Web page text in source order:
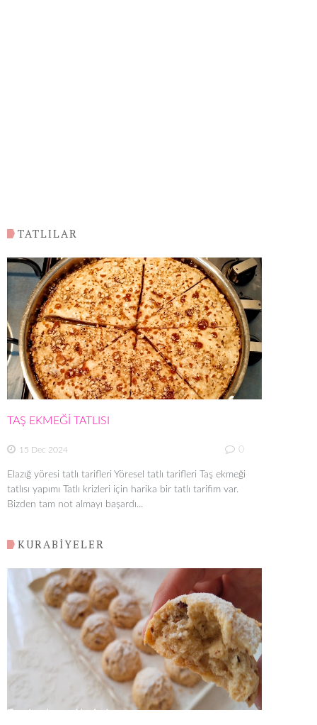
TATLILAR
TAŞ EKMEĞİ TATLISI
15 Dec 2024 0
Elazığ yöresi tatlı tarifleri Yöresel tatlı tarifleri Taş ekmeği
tatlısı yapımı Tatlı krizleri için harika bir tatlı tarifim var.
Bizden tam not almayı başardı...
KURABİYELER